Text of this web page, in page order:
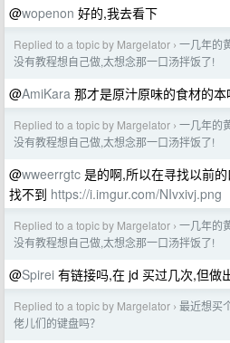
@wopenon 好的,我去看下
Replied to a topic by Margelator › 一几年的
没有教程想自己做,太想念那一口汤拌饭了!
@AmiKara 那才是原汁原味的食材的本
Replied to a topic by Margelator › 一几年的
没有教程想自己做,太想念那一口汤拌饭了!
@wweerrgtc 是的啊,所以在寻找以前
找不到 https://i.imgur.com/NIvxivj.png
Replied to a topic by Margelator › 一几年的
没有教程想自己做,太想念那一口汤拌饭了!
@Spirei 有链接吗,在 jd 买过几次,但做
Replied to a topic by Margelator › 最近想买
佬儿们的键盘吗？